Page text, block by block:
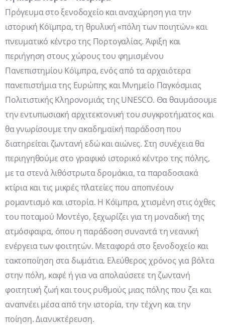
Πρόγευμα στο ξενοδοχείο και αναχώρηση για την
ιστορική Κόϊμπρα, τη θρυλική «πόλη των ποιητών» και
πνευματικό κέντρο της Πορτογαλίας. Άφιξη και
περιήγηση στους χώρους του φημισμένου
Πανεπιστημίου Κόϊμπρα, ενός από τα αρχαιότερα
πανεπιστήμια της Ευρώπης και Μνημείο Παγκόσμιας
Πολιτιστικής Κληρονομιάς της UNESCO. Θα θαυμάσουμε
την εντυπωσιακή αρχιτεκτονική του συγκροτήματος και
θα γνωρίσουμε την ακαδημαϊκή παράδοση που
διατηρείται ζωντανή εδώ και αιώνες. Στη συνέχεια θα
περιηγηθούμε στο γραφικό ιστορικό κέντρο της πόλης,
με τα στενά λιθόστρωτα δρομάκια, τα παραδοσιακά
κτίρια και τις μικρές πλατείες που αποπνέουν
ρομαντισμό και ιστορία. Η Κόϊμπρα, χτισμένη στις όχθες
του ποταμού Μοντέγο, ξεχωρίζει για τη μοναδική της
ατμόσφαιρα, όπου η παράδοση συναντά τη νεανική
ενέργεια των φοιτητών. Μεταφορά στο ξενοδοχείο και
τακτοποίηση στα δωμάτια. Ελεύθερος χρόνος για βόλτα
στην πόλη, καφέ ή για να απολαύσετε τη ζωντανή
φοιτητική ζωή και τους ρυθμούς μιας πόλης που ζει και
αναπνέει μέσα από την ιστορία, την τέχνη και την
ποίηση. Διανυκτέρευση.